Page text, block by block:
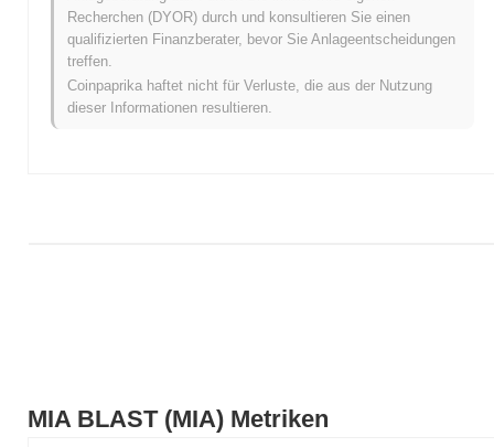
MIA BLAST (MIA) Metriken
breiteren Kryptomarkt ab?
In den letzten 7 Tagen ist MIA BLAST um
übertraf damit den gesamten Kryptomarkt der einen Rückgang
von 0.72% verzeichnete. Dies deutet auf eine starke Performance
der Preisentwicklung von MIA im Vergleich zur breiteren
Recherchen (DYOR) durch und konsultieren Sie einen
qualifizierten Finanzberater, bevor Sie Anlageentscheidungen
treffen.
Coinpaprika haftet nicht für Verluste, die aus der Nutzung
dieser Informationen resultieren.